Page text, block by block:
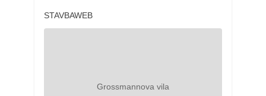
STAVBAWEB